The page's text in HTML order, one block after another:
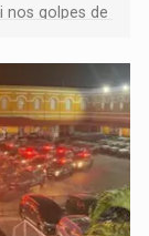
nos golpes de